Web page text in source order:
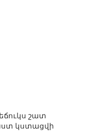
շատ
կստացվի